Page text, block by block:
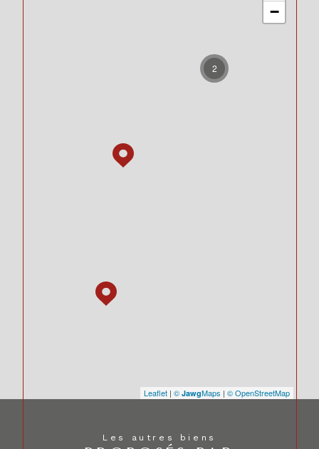
2
−
Leaflet | © JawgMaps | © OpenStreetMap
Les autres biens